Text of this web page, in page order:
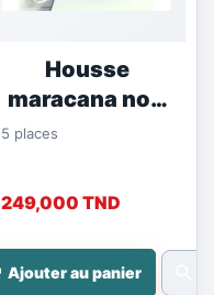
Housse
maracana noir
orange
5 places
249,000 TND
Ajouter au panier